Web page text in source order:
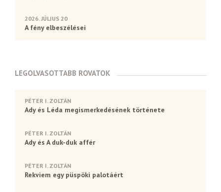
2026. JÚLIUS 20
A fény elbeszélései
LEGOLVASOTTABB ROVATOK
PÉTER I. ZOLTÁN
Ady és Léda megismerkedésének története
PÉTER I. ZOLTÁN
Ady és A duk-duk affér
PÉTER I. ZOLTÁN
Rekviem egy püspöki palotáért